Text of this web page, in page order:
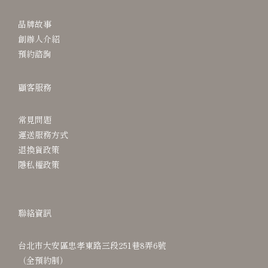
品牌故事
創辦人介紹
預約諮詢
顧客服務
常見問題
運送服務方式
退換貨政策
隱私權政策
聯絡資訊
台北市大安區忠孝東路三段251巷8弄6號
（全預約制）